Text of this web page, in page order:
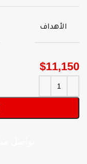
الأهداف
$11,150